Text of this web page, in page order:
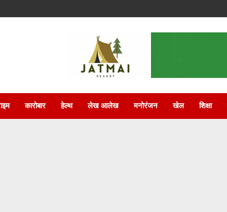
कारोबार हेल्थ लेख आलेख मनोरंजन खेल शिक्षा